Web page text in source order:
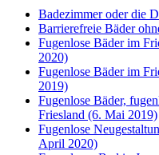
Badezimmer oder die
Barrierefreie Bäder
Fugenlose Bäder im
2020)
Fugenlose Bäder im
2019)
Fugenlose Bäder,
Friesland (6. Mai 2019)
Fugenlose
April 2020)